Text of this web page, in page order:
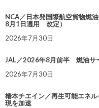
NCA／日本発国際航空貨物燃
8月1日適用 改定）
2026年7月30日
JAL／2026年8月前半 燃油サ
2026年7月30日
椿本チエイン／再生可能エネ
現を加速